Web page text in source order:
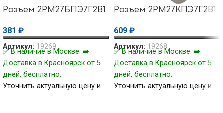
Разъем 2РМ27БПЭ7Г2В1
381 ₽
Артикул: 19269
✅ В наличие в Москве. ➡️
Доставка в Красноярск от 5
дней, бесплатно.
Уточнить актуальную цену и
Разъем 2РМ27КПЭ7Г2В1
609 ₽
Артикул: 19268
✅ В наличие в Москве. ➡️
Доставка в Красноярск от 5
дней, бесплатно.
Уточнить актуальную цену и